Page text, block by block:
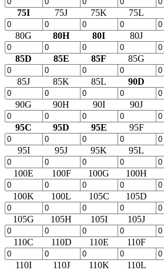
75I 75J 75K 75L
80G 80H 80I 80J
85D 85E 85F 85G
85J 85K 85L 90D
90G 90H 90I 90J
95C 95D 95E 95F
95I 95J 95K 95L
100E 100F 100G 100H
100K 100L 105C 105D
105G 105H 105I 105J
110C 110D 110E 110F
110I 110J 110K 110L